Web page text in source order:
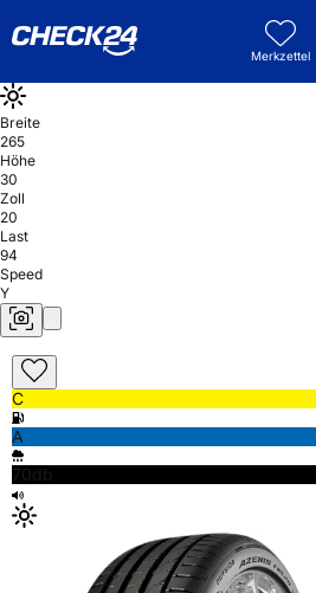
Merkzettel
Breite
265
Höhe
30
Zoll
20
Last
94
Speed
Y
C
A
70db